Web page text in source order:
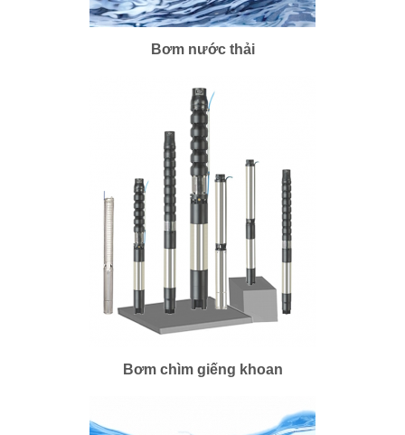
Bơm nước thảiBơm nước thải
Bơm chìm giếng khoan
Bơm chìm giếng khoan